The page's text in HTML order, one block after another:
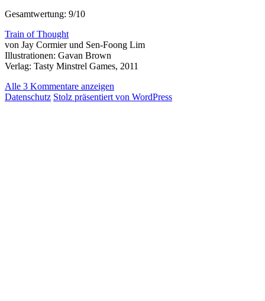
Gesamtwertung: 9/10
Train of Thought
von Jay Cormier und Sen-Foong Lim
Illustrationen: Gavan Brown
Verlag: Tasty Minstrel Games, 2011
Alle 3 Kommentare anzeigen
Datenschutz Stolz präsentiert von WordPress